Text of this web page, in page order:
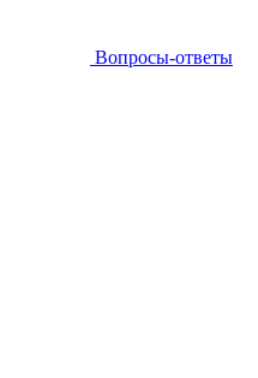
Вопросы-ответы